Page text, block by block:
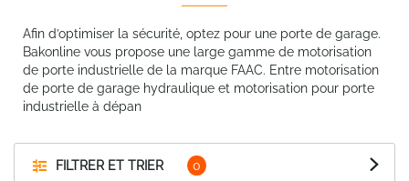
FILTRER ET TRIER
Afin d’optimiser la sécurité, optez pour une porte de garage.
Bakonline vous propose une large gamme de motorisation
de porte industrielle de la marque FAAC. Entre motorisation
de porte de garage hydraulique et motorisation pour porte
industrielle à dépan